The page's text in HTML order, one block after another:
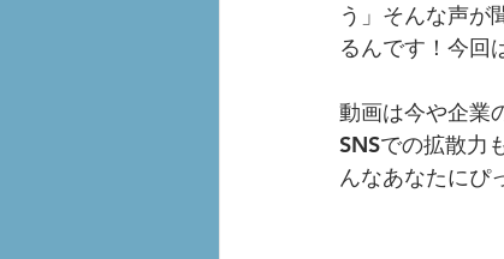
う」そんな声が
るんです！今回
動画は今や企業
SNSでの拡散力
んなあなたにぴ